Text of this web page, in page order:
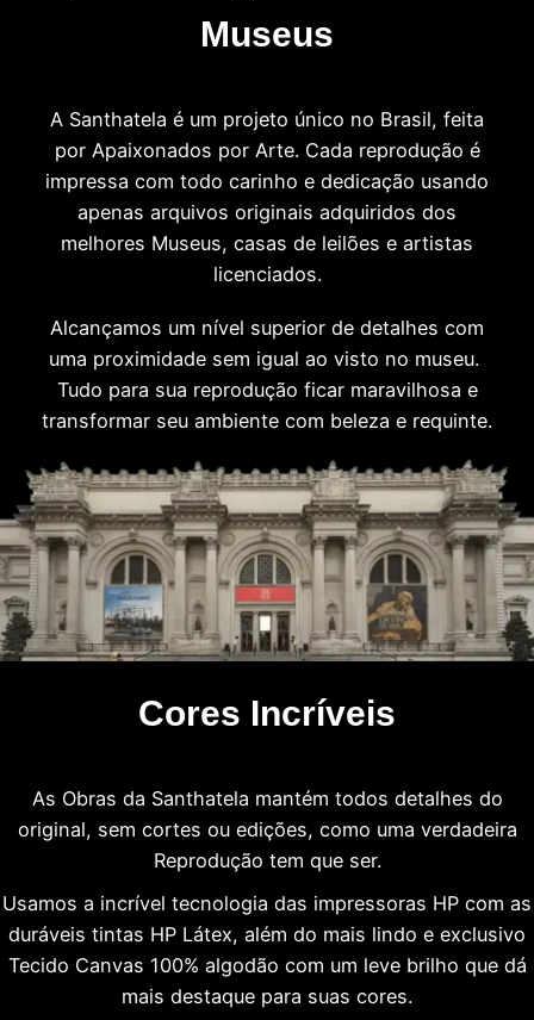
Museus
A Santhatela é um projeto único no Brasil, feita
por Apaixonados por Arte. Cada reprodução é
impressa com todo carinho e dedicação usando
apenas arquivos originais adquiridos dos
melhores Museus, casas de leilões e artistas
licenciados.
Alcançamos um nível superior de detalhes com
uma proximidade sem igual ao visto no museu.
Tudo para sua reprodução ficar maravilhosa e
transformar seu ambiente com beleza e requinte.
Cores Incríveis
As Obras da Santhatela mantém todos detalhes do
original, sem cortes ou edições, como uma verdadeira
Reprodução tem que ser.
Usamos a incrível tecnologia das impressoras HP com as
duráveis tintas HP Látex, além do mais lindo e exclusivo
Tecido Canvas 100% algodão com um leve brilho que dá
mais destaque para suas cores.